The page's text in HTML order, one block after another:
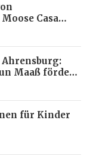
Casa
|
für Bildung
Maaß fördert
für Kinder